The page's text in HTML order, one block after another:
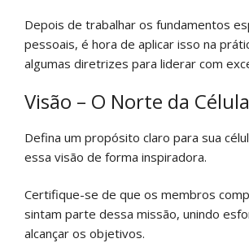
Depois de trabalhar os fundamentos
pessoais, é hora de aplicar isso na
algumas diretrizes para liderar com
Visão – O Norte da Célula
Defina um propósito claro para sua
essa visão de forma inspiradora.
Certifique-se de que os membros
sintam parte dessa missão, unindo
alcançar os objetivos.